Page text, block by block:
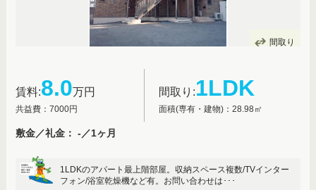
間取り
賃料:8.0万円
共益費：7000円
間取り:1LDK
面積(専有・建物)：28.98㎡
敷金／礼金： -／1ヶ月
1LDKのアパート最上階部屋。収納スペース複数/TVインター
フォン/浴室乾燥機など有。お問い合わせは･･･